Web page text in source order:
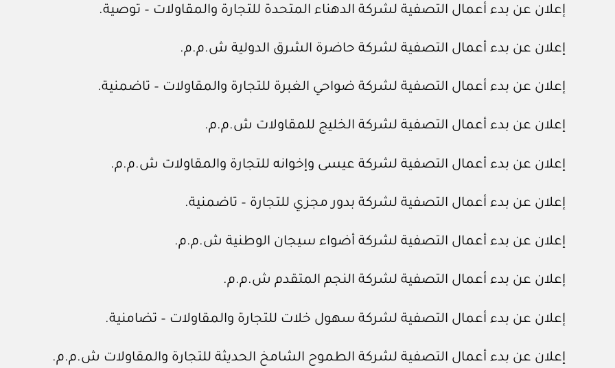
إعلان عن بدء أعمال التصفية لشركة الدهناء المتحدة للتجارة والمقاولات – توصية.
إعلان عن بدء أعمال التصفية لشركة حاضرة الشرق الدولية ش.م.م.
إعلان عن بدء أعمال التصفية لشركة ضواحي الغبرة للتجارة والمقاولات – تاضمنية.
إعلان عن بدء أعمال التصفية لشركة الخليج للمقاولات ش.م.م.
إعلان عن بدء أعمال التصفية لشركة عيسى وإخوانه للتجارة والمقاولات ش.م.م.
إعلان عن بدء أعمال التصفية لشركة بدور مجزي للتجارة – تاضمنية.
إعلان عن بدء أعمال التصفية لشركة أضواء سيجان الوطنية ش.م.م.
إعلان عن بدء أعمال التصفية لشركة النجم المتقدم ش.م.م.
إعلان عن بدء أعمال التصفية لشركة سهول خلات للتجارة والمقاولات – تضامنية.
إعلان عن بدء أعمال التصفية لشركة الطموح الشامخ الحديثة للتجارة والمقاولات ش.م.م.